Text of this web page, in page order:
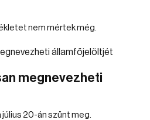
nem mértek még.
megnevezheti
20-án szűnt meg.